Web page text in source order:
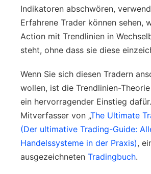
Indikatoren abschwören,
Erfahrene Trader können sehen,
Action mit Trendlinien in
steht, ohne dass sie diese
Wenn Sie sich diesen Tradern
wollen, ist die Trendlinien-
ein hervorragender Einstieg
Mitverfasser von „The Ultimate
(Der ultimative Trading-Guide:
Handelssysteme in der Praxis),
ausgezeichneten Tradingbuch.